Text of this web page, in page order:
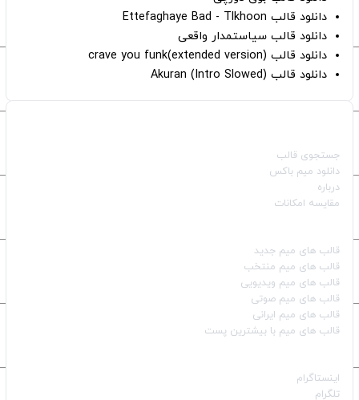
دانلود قالب Ettefaghaye Bad - Tlkhoon
دانلود قالب سیاستمدار واقعی
دانلود قالب crave you funk(extended version)
دانلود قالب (Intro Slowed) Akuran
جستجوی قالب
دانلود میم باکس
درباره
مقایسه امکانات
قالب‌ های میم جدید
قالب‌ های میم منتخب
قالب‌ های میم ویدیویی
قالب‌ های میم صوتی
قالب‌ های میم ایرانی
قالب‌ های میم با بیشترین پست
اینستاگرام
تلگرام